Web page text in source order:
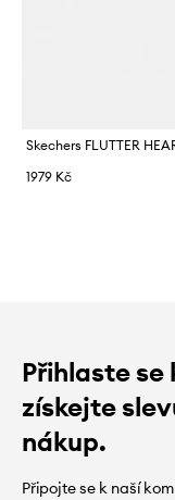
1979 Kč
Přihlaste se
získejte
nákup.
Připojte se k naší